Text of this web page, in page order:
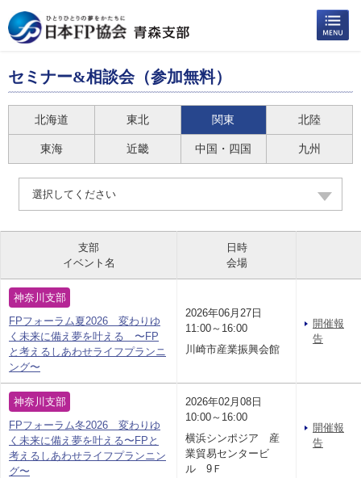
セミナー&相談会（参加無料）
北海道 東北 関東 北陸
東海 近畿 中国・四国 九州
選択してください
支部
イベント名
日時
会場
神奈川支部
FPフォーラム夏2026 変わりゆ
く未来に備え夢を叶える 〜FP
と考えるしあわせライフプランニ
ング〜
2026年06月27日
11:00～16:00
川崎市産業振興会館
開催報
告
神奈川支部
FPフォーラム冬2026 変わりゆ
く未来に備え夢を叶える〜FPと
考えるしあわせライフプランニン
グ〜
2026年02月08日
10:00～16:00
横浜シンポジア 産
業貿易センタービ
ル 9Ｆ
開催報
告